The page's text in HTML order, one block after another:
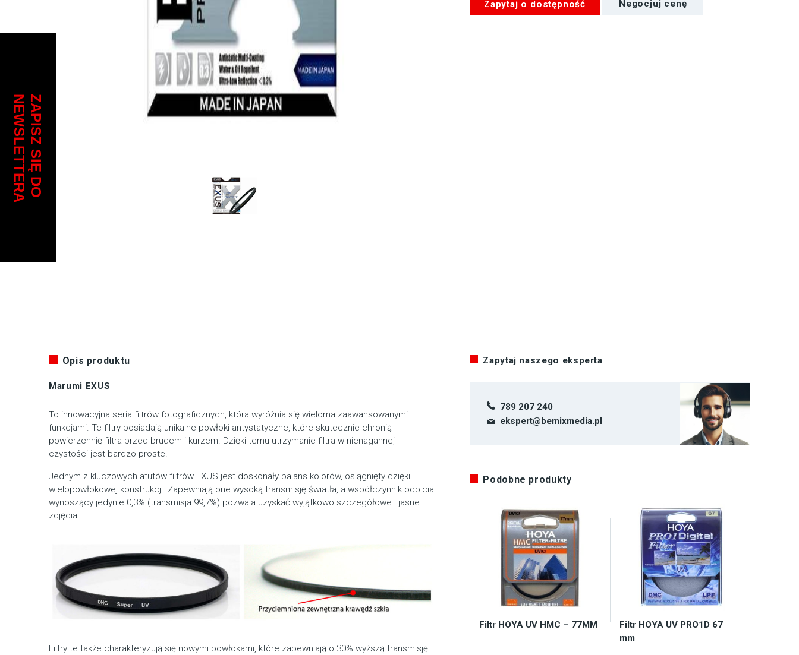
Zapytaj o dostępność Negocjuj cenę
Opis produktu
Marumi EXUS
To innowacyjna seria filtrów fotograficznych, która wyróżnia się wieloma zaawansowanymi
funkcjami. Te filtry posiadają unikalne powłoki antystatyczne, które skutecznie chronią
powierzchnię filtra przed brudem i kurzem. Dzięki temu utrzymanie filtra w nienagannej
czystości jest bardzo proste.
Jednym z kluczowych atutów filtrów EXUS jest doskonały balans kolorów, osiągnięty dzięki
wielopowłokowej konstrukcji. Zapewniają one wysoką transmisję światła, a współczynnik odbicia
wynoszący jedynie 0,3% (transmisja 99,7%) pozwala uzyskać wyjątkowo szczegółowe i jasne
zdjęcia.
Filtry te także charakteryzują się nowymi powłokami, które zapewniają o 30% wyższą transmisję
Zapytaj naszego eksperta
789 207 240
ekspert@bemixmedia.pl
Podobne produkty
Filtr HOYA UV HMC – 77MM
Filtr HOYA UV PRO1D 67
mm